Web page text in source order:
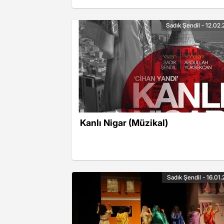
Kanlı Nigar (Müzikal)
Sadık Şendil -
Sadık Şendil -